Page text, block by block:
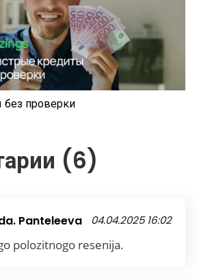
проверки
(6)
Panteleeva 04.04.2025 16:02
polozitnogo resenija.